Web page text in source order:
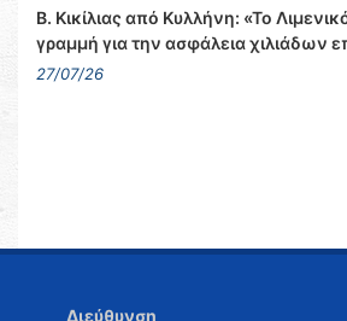
Β. Κικίλιας από Κυλλήνη: «Το
γραμμή για την ασφάλεια χιλιάδων
27/07/26
Διεύθυνση